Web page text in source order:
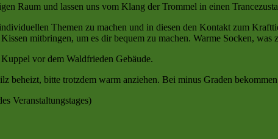
Raum und lassen uns vom Klang der Trommel in einen
Themen zu machen und in diesen den Kontakt zum
mitbringen, um es dir bequem zu machen. Warme Socken,
vor dem Waldfrieden Gebäude.
beheizt, bitte trotzdem warm anziehen. Bei minus Graden
Veranstaltungstages)